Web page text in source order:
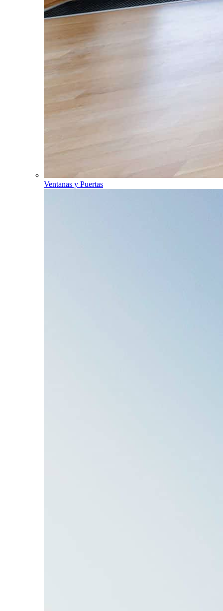
Ventanas y Puertas